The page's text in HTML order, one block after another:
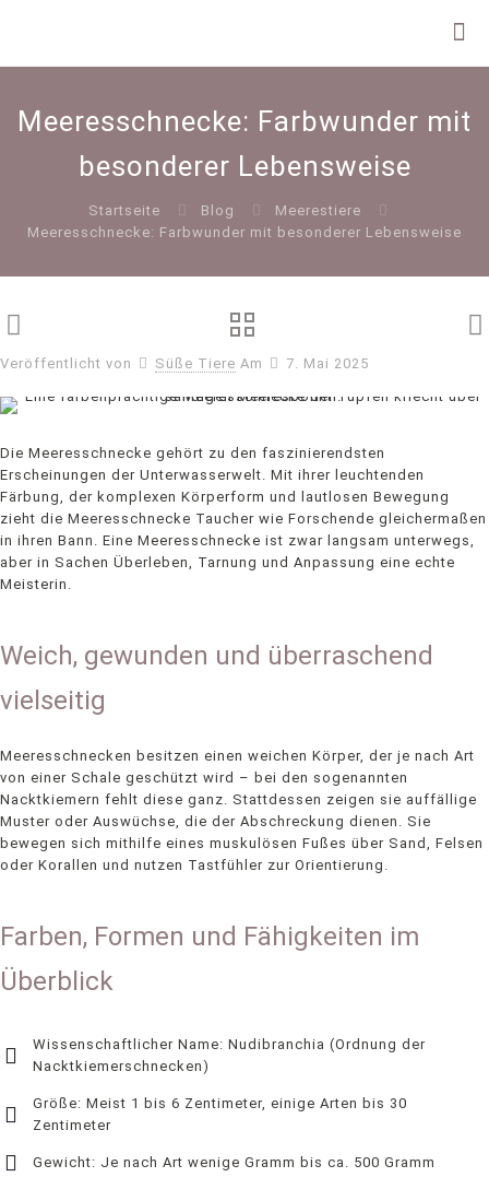
Meeresschnecke: Farbwunder mit
besonderer Lebensweise
Startseite Blog
Meerestiere
Meeresschnecke: Farbwunder mit besonderer Lebensweise
Veröffentlicht von Süße Tiere Am 7. Mai 2025
Die Meeresschnecke gehört zu den faszinierendsten
Erscheinungen der Unterwasserwelt. Mit ihrer leuchtenden
Färbung, der komplexen Körperform und lautlosen Bewegung
zieht die Meeresschnecke Taucher wie Forschende gleichermaßen
in ihren Bann. Eine Meeresschnecke ist zwar langsam unterwegs,
aber in Sachen Überleben, Tarnung und Anpassung eine echte
Meisterin.
Weich, gewunden und überraschend
vielseitig
Meeresschnecken besitzen einen weichen Körper, der je nach Art
von einer Schale geschützt wird – bei den sogenannten
Nacktkiemern fehlt diese ganz. Stattdessen zeigen sie auffällige
Muster oder Auswüchse, die der Abschreckung dienen. Sie
bewegen sich mithilfe eines muskulösen Fußes über Sand, Felsen
oder Korallen und nutzen Tastfühler zur Orientierung.
Farben, Formen und Fähigkeiten im
Überblick
Wissenschaftlicher Name: Nudibranchia (Ordnung der
Nacktkiemerschnecken)
Größe: Meist 1 bis 6 Zentimeter, einige Arten bis 30
Zentimeter
Gewicht: Je nach Art wenige Gramm bis ca. 500 Gramm